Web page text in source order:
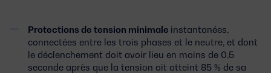
Protections de tension minimale instantanées,
connectées entre les trois phases et le neutre, et dont
le déclenchement doit avoir lieu en moins de 0,5
seconde après que la tension ait atteint 85 % de sa